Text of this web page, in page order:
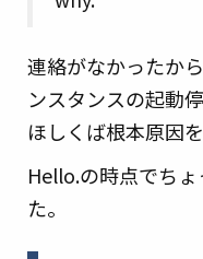
連絡がなかったか
ンスタンスの起動
ほしくば根本原因
Hello.の時点でち
た。